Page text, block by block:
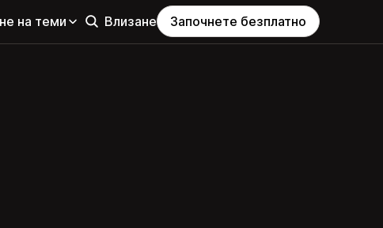
на теми Влизане Започнете безплатно